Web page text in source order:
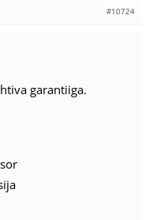
#10724
garantiiga.